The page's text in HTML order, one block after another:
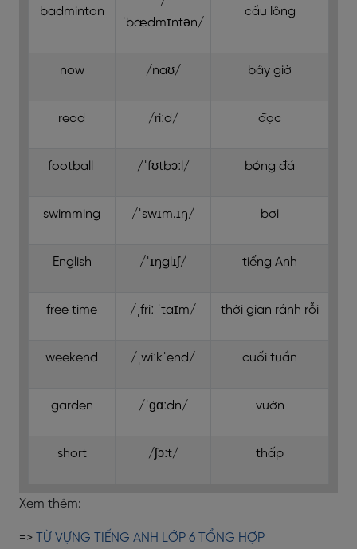
badminton
ˈbædmɪntən/
cầu lông
now /naʊ/ bây giờ
read /riːd/ đọc
football /ˈfʊtbɔːl/ bóng đá
swimming /ˈswɪm.ɪŋ/ bơi
English /ˈɪŋglɪʃ/ tiếng Anh
free time /ˌfriː ˈtaɪm/ thời gian rảnh rỗi
weekend /ˌwiːkˈend/ cuối tuần
garden /ˈɡɑːdn/ vườn
short /ʃɔːt/ thấp
Xem thêm:
=> TỪ VỰNG TIẾNG ANH LỚP 6 TỔNG HỢP